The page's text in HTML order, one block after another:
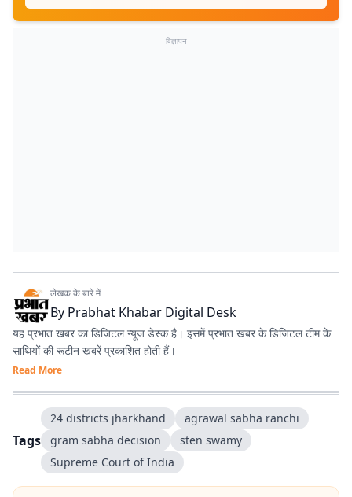
विज्ञापन
लेखक के बारे में
By Prabhat Khabar Digital Desk
यह प्रभात खबर का डिजिटल न्यूज डेस्क है। इसमें प्रभात खबर के डिजिटल टीम के
साथियों की रूटीन खबरें प्रकाशित होती हैं।
Read More
Tags
24 districts jharkhand
agrawal sabha ranchi
gram sabha decision
sten swamy
Supreme Court of India